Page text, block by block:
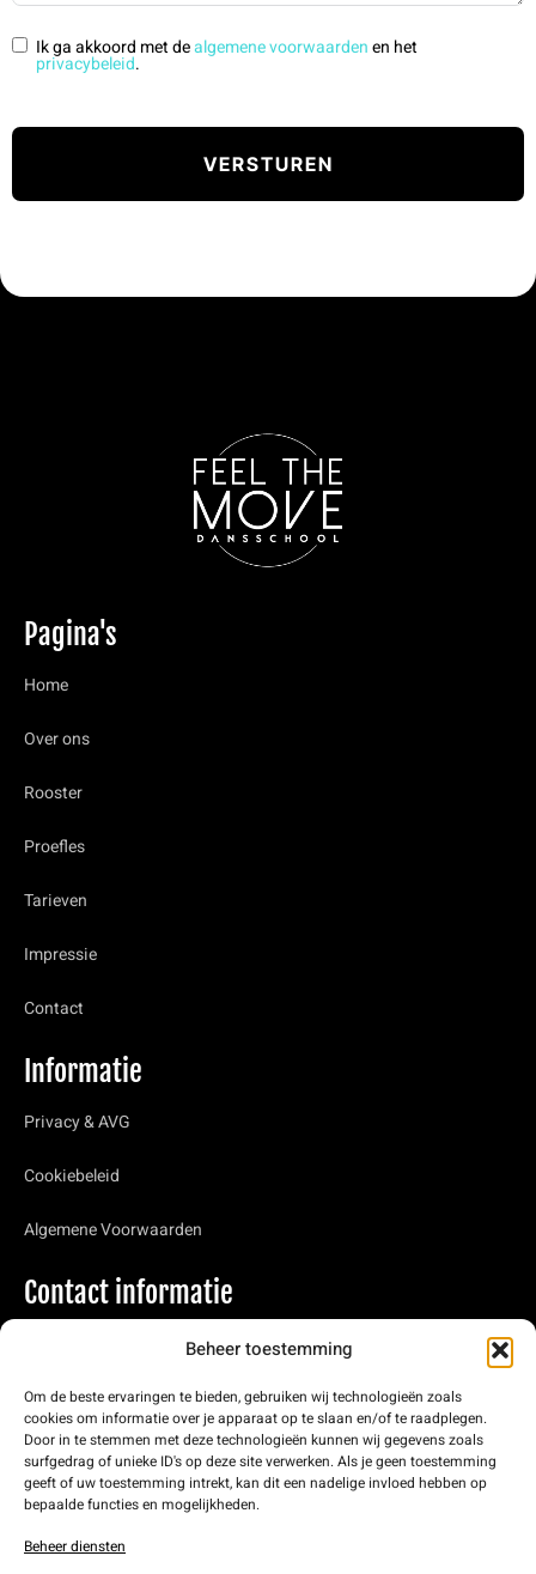
Beheer toestemming
Om de beste ervaringen te bieden, gebruiken wij technologieën zoals
cookies om informatie over je apparaat op te slaan en/of te raadplegen.
Door in te stemmen met deze technologieën kunnen wij gegevens zoals
surfgedrag of unieke ID's op deze site verwerken. Als je geen toestemming
geeft of uw toestemming intrekt, kan dit een nadelige invloed hebben op
bepaalde functies en mogelijkheden.
Beheer diensten
Ik ga akkoord met dealgemene voorwaardenen het
privacybeleid.
VERSTUREN
Pagina's
Home
Over ons
Rooster
Proefles
Tarieven
Impressie
Contact
Informatie
Privacy & AVG
Cookiebeleid
Algemene Voorwaarden
Contact informatie
Engelandlaan 1, Stadskanaal
Nynke van Bruggen – 06-55083753
info@dansschoolfeelthemove.nl
KVK: 93869266